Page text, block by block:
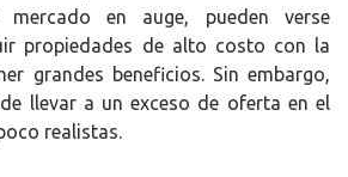
mercado en auge, pueden verse
propiedades de alto costo con la
grandes beneficios. Sin embargo,
llevar a un exceso de oferta en el
realistas.